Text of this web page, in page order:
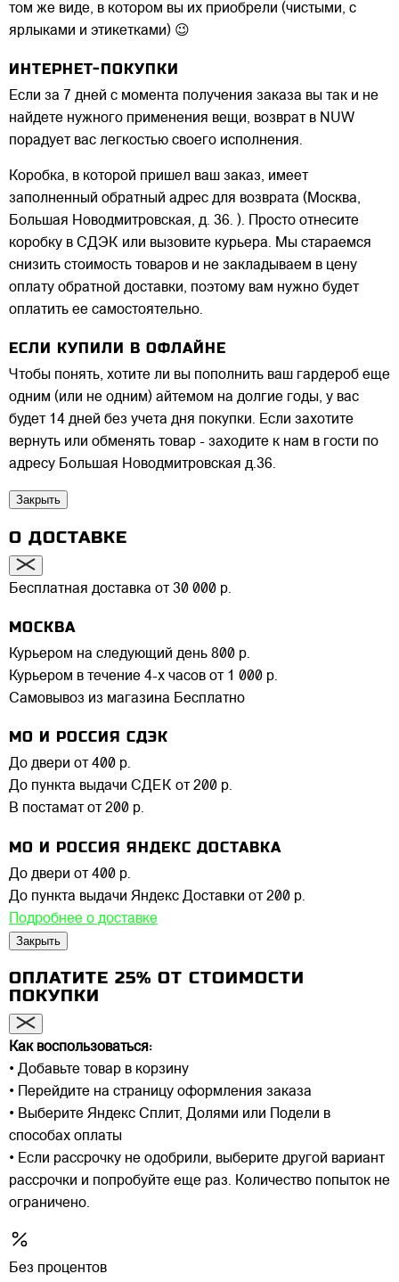
том же виде, в котором вы их приобрели (чистыми, с
ярлыками и этикетками) 😉
ИНТЕРНЕТ-ПОКУПКИ
Если за 7 дней с момента получения заказа вы так и не
найдете нужного применения вещи, возврат в NUW
порадует вас легкостью своего исполнения.
Коробка, в которой пришел ваш заказ, имеет
заполненный обратный адрес для возврата (Москва,
Большая Новодмитровская, д. 36. ). Просто отнесите
коробку в СДЭК или вызовите курьера. Мы стараемся
снизить стоимость товаров и не закладываем в цену
оплату обратной доставки, поэтому вам нужно будет
оплатить ее самостоятельно.
ЕСЛИ КУПИЛИ В ОФЛАЙНЕ
Чтобы понять, хотите ли вы пополнить ваш гардероб еще
одним (или не одним) айтемом на долгие годы, у вас
будет 14 дней без учета дня покупки. Если захотите
вернуть или обменять товар - заходите к нам в гости по
адресу Большая Новодмитровская д.36.
Закрыть
О ДОСТАВКЕ
Бесплатная доставка от 30 000 р.
МОСКВА
Курьером на следующий день 800 р.
Курьером в течение 4-х часов от 1 000 р.
Самовывоз из магазина Бесплатно
МО И РОССИЯ СДЭК
До двери от 400 р.
До пункта выдачи СДЕК от 200 р.
В постамат от 200 р.
МО И РОССИЯ ЯНДЕКС ДОСТАВКА
До двери от 400 р.
До пункта выдачи Яндекс Доставки от 200 р.
Подробнее о доставке
Закрыть
ОПЛАТИТЕ 25% ОТ СТОИМОСТИ
ПОКУПКИ
Как воспользоваться:
• Добавьте товар в корзину
• Перейдите на страницу оформления заказа
• Выберите Яндекс Сплит, Долями или Подели в
способах оплаты
• Если рассрочку не одобрили, выберите другой вариант
рассрочки и попробуйте еще раз. Количество попыток не
ограничено.
Без процентов